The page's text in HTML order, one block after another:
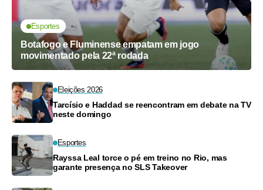
Esportes
Botafogo e Fluminense empatam em jogo
movimentado pela 22ª rodada
Eleições 2026
Tarcísio e Haddad se reencontram em debate na TV
neste domingo
Esportes
Rayssa Leal torce o pé em treino no Rio, mas
garante presença no SLS Takeover